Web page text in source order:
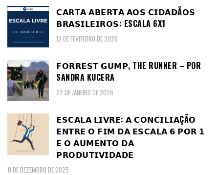
𝗖𝗔𝗥𝗧𝗔 𝗔𝗕𝗘𝗥𝗧𝗔 𝗔𝗢𝗦 𝗖𝗜𝗗𝗔𝗗Ã𝗢𝗦
𝗕𝗥𝗔𝗦𝗜𝗟𝗘𝗜𝗥𝗢𝗦: ESCALA 6X1
12 DE FEVEREIRO DE 2026
𝗙𝗢𝗥𝗥𝗘𝗦𝗧 𝗚𝗨𝗠𝗣, THE RUNNER – POR
SANDRA KUCERA
22 DE JANEIRO DE 2026
𝗘𝗦𝗖𝗔𝗟𝗔 𝗟𝗜𝗩𝗥𝗘: 𝗔 𝗖𝗢𝗡𝗖𝗜𝗟𝗜𝗔ÇÃ𝗢
𝗘𝗡𝗧𝗥𝗘 𝗢 𝗙𝗜𝗠 𝗗𝗔 𝗘𝗦𝗖𝗔𝗟𝗔 𝟲 𝗣𝗢𝗥 𝟭
𝗘 𝗢 𝗔𝗨𝗠𝗘𝗡𝗧𝗢 𝗗𝗔
𝗣𝗥𝗢𝗗𝗨𝗧𝗜𝗩𝗜𝗗𝗔𝗗𝗘
11 DE DEZEMBRO DE 2025